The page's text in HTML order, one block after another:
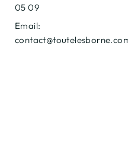
05 09
Email: